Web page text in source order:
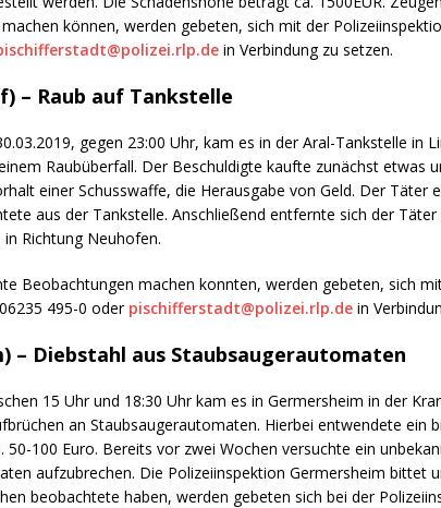
[ 4. Mai 2025 ] Veranstaltung / Speyer
SPEYER
können, werden gebeten, sich mit der
in Verbindung zu setzen.
– Raub auf Tankstelle
gegen 23:00 Uhr, kam es in der Aral-Tankstelle in
Raubüberfall. Der Beschuldigte kaufte zunächst etwas
einer Schusswaffe, die Herausgabe von Geld. Der Täter
aus der Tankstelle. Anschließend entfernte sich der
Richtung Neuhofen.
Beobachtungen machen konnten, werden gebeten, sich
495-0 oder pischifferstadt@polizei.rlp.de in
– Diebstahl aus Staubsaugerautomaten
15 Uhr und 18:30 Uhr kam es in Germersheim in der
an Staubsaugerautomaten. Hierbei entwendete ein
50-100 Euro. Bereits vor zwei Wochen versuchte ein
aufzubrechen. Die Polizeiinspektion Germersheim bittet
beobachtete haben, werden gebeten sich bei der